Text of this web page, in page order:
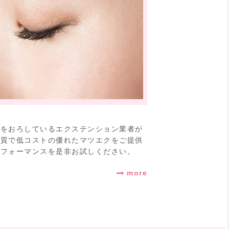
おろしているエクステンション業者が
で低コストの優れたマツエクをご提供
ォーマンスを是非お試しください。
more